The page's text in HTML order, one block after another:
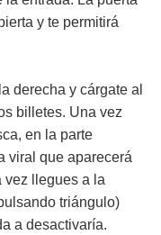
y te permitirá
derecha y cárgate al
billetes. Una vez
en la parte
viral que aparecerá
vez llegues a la
triángulo)
a desactivaría.